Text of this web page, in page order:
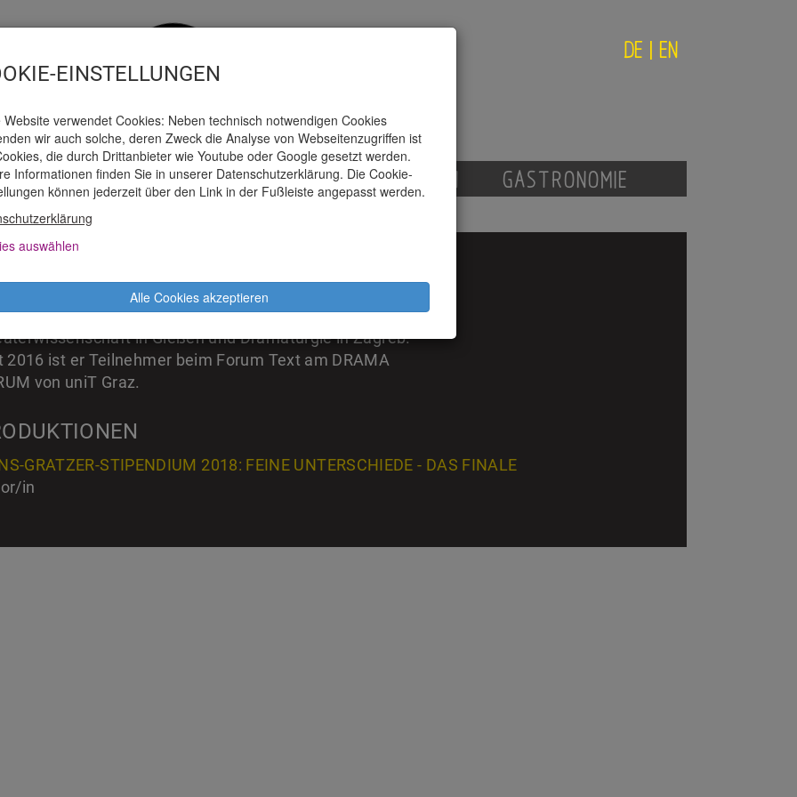
DE EN
TICKETS PRESSE MAGAZIN GASTRONOMIE
in Frankfurt am Main, studierte Angewandte
in Gießen und Dramaturgie in Zagreb.
2016 ist er Teilnehmer beim Forum Text am DRAMA
von uniT Graz.
GRATZER-STIPENDIUM 2018: FEINE UNTERSCHIEDE - DAS FINALE
in
EINSTELLUNGEN
Website verwendet Cookies: Neben technisch notwendigen Cookies
wir auch solche, deren Zweck die Analyse von Webseitenzugriffen ist
die durch Drittanbieter wie Youtube oder Google gesetzt werden.
Informationen finden Sie in unserer Datenschutzerklärung. Die Cookie-
können jederzeit über den Link in der Fußleiste angepasst werden.
auswählen
Alle Cookies akzeptieren